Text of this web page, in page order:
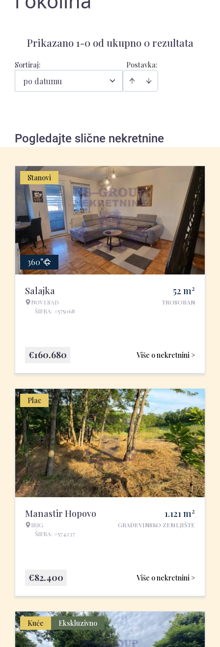
Prikazano 1-0 od ukupno 0 rezultata
Postavka:
Sortiraj:
po datumu
Pogledajte slične nekretnine
Stanovi
360°
Salajka
NOVI SAD
ŠIFRA: #575068
52 m2
TROSOBAN
Više o nekretnini >
€160.680
Plac
Manastir Hopovo
IRIG
ŠIFRA: #574237
1.121m2
GRAĐEVINSKO ZEMLJIŠTE
Više o nekretnini >
€82.400
Kuće Ekskluzivno